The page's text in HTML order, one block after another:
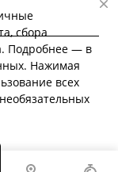
сбора
Подробнее — в
. Нажимая
всех